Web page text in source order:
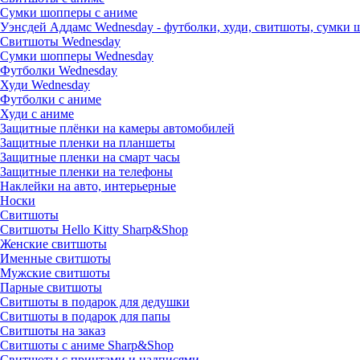
Сумки шопперы с аниме
Уэнсдей Аддамс Wednesday - футболки, худи, свитшоты, сумки
Свитшоты Wednesday
Сумки шопперы Wednesday
Футболки Wednesday
Худи Wednesday
Футболки с аниме
Худи с аниме
Защитные плёнки на камеры автомобилей
Защитные пленки на планшеты
Защитные пленки на смарт часы
Защитные пленки на телефоны
Наклейки на авто, интерьерные
Носки
Свитшоты
Cвитшоты Hello Kitty Sharp&Shop
Женские свитшоты
Именные свитшоты
Мужские свитшоты
Парные свитшоты
Свитшоты в подарок для дедушки
Свитшоты в подарок для папы
Свитшоты на заказ
Свитшоты с аниме Sharp&Shop